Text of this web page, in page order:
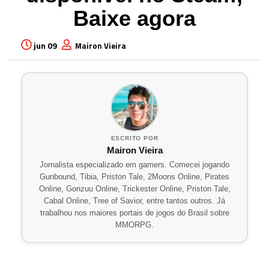
Baixe agora
jun 09 Mairon Vieira
ESCRITO POR
Mairon Vieira
Jornalista especializado em gamers. Comecei jogando
Gunbound, Tibia, Priston Tale, 2Moons Online, Pirates
Online, Gonzuu Online, Trickester Online, Priston Tale,
Cabal Online, Tree of Savior, entre tantos outros. Já
trabalhou nos maiores portais de jogos do Brasil sobre
MMORPG.